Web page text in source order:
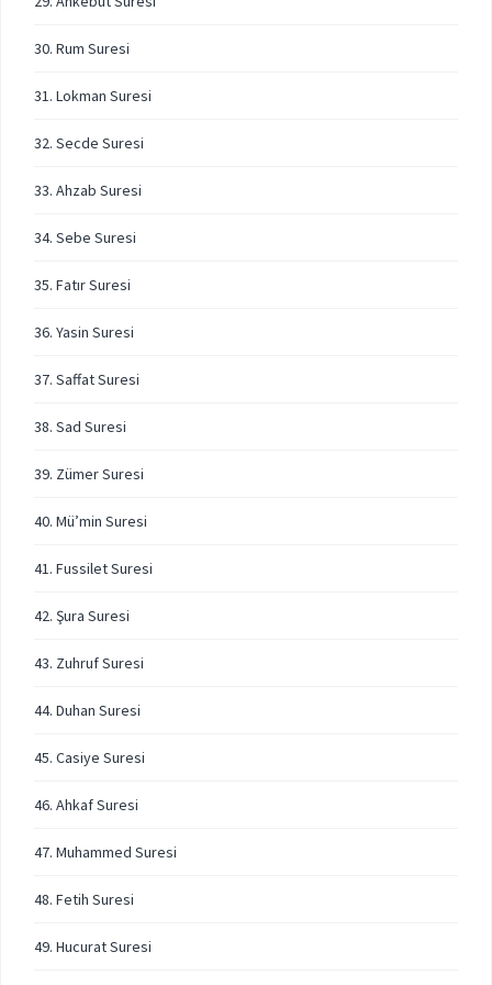
30. Rum Suresi
31. Lokman Suresi
32. Secde Suresi
33. Ahzab Suresi
34. Sebe Suresi
35. Fatır Suresi
36. Yasin Suresi
37. Saffat Suresi
38. Sad Suresi
39. Zümer Suresi
40. Mü’min Suresi
41. Fussilet Suresi
42. Şura Suresi
43. Zuhruf Suresi
44. Duhan Suresi
45. Casiye Suresi
46. Ahkaf Suresi
47. Muhammed Suresi
48. Fetih Suresi
49. Hucurat Suresi